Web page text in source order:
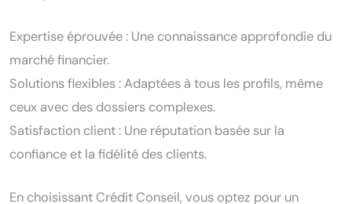
Expertise éprouvée : Une connaissance approfondie du
marché financier.
Solutions flexibles : Adaptées à tous les profils, même
ceux avec des dossiers complexes.
Satisfaction client : Une réputation basée sur la
confiance et la fidélité des clients.
En choisissant Crédit Conseil, vous optez pour un